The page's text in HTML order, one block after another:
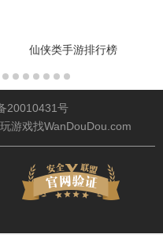
仙侠类手游排行榜
20010431号
游戏找WanDouDou.com